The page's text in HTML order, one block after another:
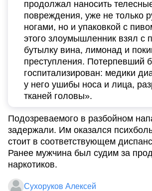
продолжал наносить
повреждения, уже не только
ногами, но и упаковкой с
этого злоумышленник взял с
бутылку вина, лимонад и
преступления. Потерпевший
госпитализирован: медики
у него ушибы носа и лица,
тканей головы».
Подозреваемого в разбойном
задержали. Им оказался
стоит в соответствующем
Ранее мужчина был судим за
наркотиков.
Сухоруков Алексей